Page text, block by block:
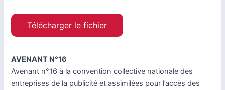
Télécharger le fichier
AVENANT N°16
Avenant n°16 à la convention collective nationale des
entreprises de la publicité et assimilées pour l’accès des